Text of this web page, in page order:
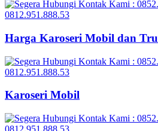
Harga Karoseri Mobil dan
Karoseri Mobil